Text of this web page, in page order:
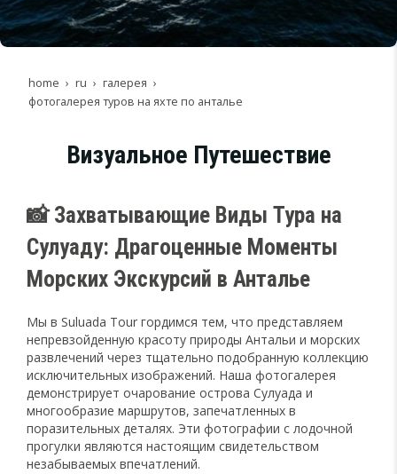
home ru
галерея
фотогалерея туров на яхте по анталье
Визуальное Путешествие
📸 Захватывающие Виды Тура на
Сулуаду: Драгоценные Моменты
Морских Экскурсий в Анталье
Мы в Suluada Tour гордимся тем, что представляем
непревзойденную красоту природы Антальи и морских
развлечений через тщательно подобранную коллекцию
исключительных изображений. Наша фотогалерея
демонстрирует очарование острова Сулуада и
многообразие маршрутов, запечатленных в
поразительных деталях. Эти фотографии с лодочной
прогулки являются настоящим свидетельством
незабываемых впечатлений.